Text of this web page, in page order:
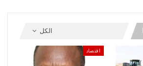
الكل
اقتصاد